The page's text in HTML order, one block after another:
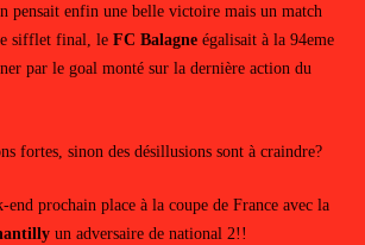
pensait enfin une belle victoire mais un match
sifflet final, leFC Balagneégalisait à la 94eme
par le goal monté sur la dernière action du
fortes, sinon des désillusions sont à craindre?
end prochain place à la coupe de France avec la
un adversaire de national 2!!